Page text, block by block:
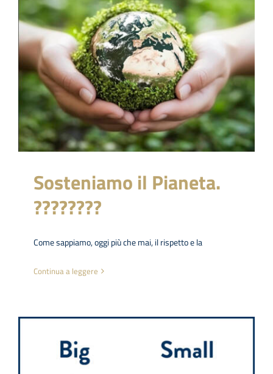
Sosteniamo il Pianeta.
????????
Come sappiamo, oggi più che mai, il rispetto e la
Continua a leggere